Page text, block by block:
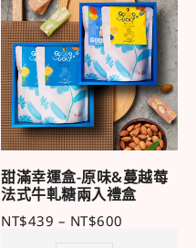
甜滿幸運盒-原味&蔓越莓
法式牛軋糖兩入禮盒
NT$439 – NT$600